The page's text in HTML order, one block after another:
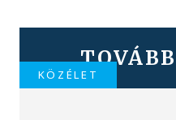
KÖZÉLET